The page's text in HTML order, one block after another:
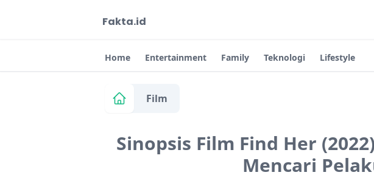
Fakta.id
Home Entertainment Family Teknologi Lifestyle
Film
Sinopsis Film Find Her
Mencari